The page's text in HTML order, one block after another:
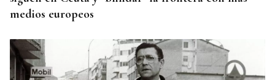
medios europeos